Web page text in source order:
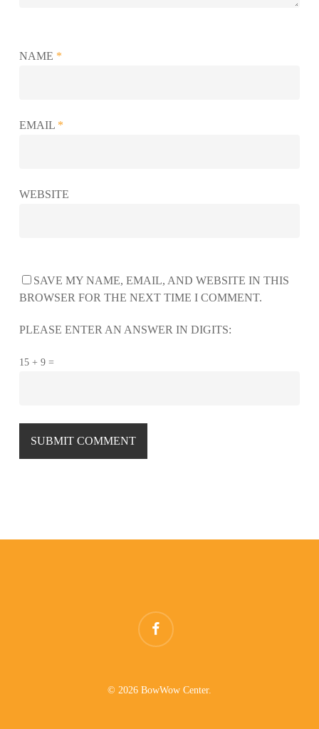
NAME *
EMAIL *
WEBSITE
SAVE MY NAME, EMAIL, AND WEBSITE IN THIS
BROWSER FOR THE NEXT TIME I COMMENT.
PLEASE ENTER AN ANSWER IN DIGITS:
15 + 9 =
facebook
© 2026 BowWow Center.